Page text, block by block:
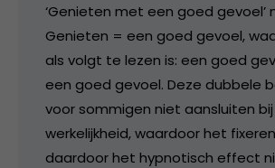
‘Genieten met een goed gevoel’
Genieten = een goed gevoel,
als volgt te lezen is: een goed
een goed gevoel. Deze dubbele
voor sommigen niet aansluiten bij
werkelijkheid, waardoor het
daardoor het hypnotisch effect